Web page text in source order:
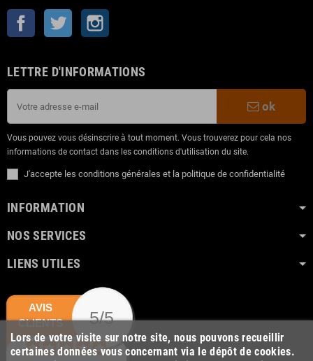
Facebook Twitter
LETTRE D'INFORMATIONS
ok
Vous pouvez vous désinscrire à tout moment. Vous trouverez pour cela nos
informations de contact dans les conditions d'utilisation du site.
J'accepte les conditions générales et la politique de confidentialité
INFORMATION
NOS SERVICES
LIENS UTILES
Lors de votre visite sur notre site, nous pouvons recueillir
certaines données vous concernant via le dépôt de cookies.
AVIS
CLIENTS
5/5